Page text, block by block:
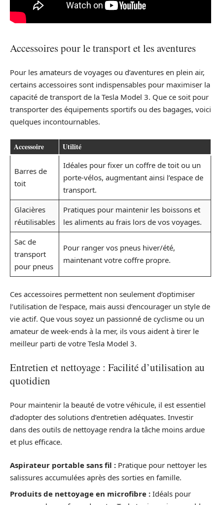
Accessoires pour le transport et les aventures
Pour les amateurs de voyages ou d’aventures en plein air,
certains accessoires sont indispensables pour maximiser la
capacité de transport de la Tesla Model 3. Que ce soit pour
transporter des équipements sportifs ou des bagages, voici
quelques incontournables.
Accessoire Utilité
Barres de
toit
Idéales pour fixer un coffre de toit ou un
porte-vélos, augmentant ainsi l’espace de
transport.
Glacières
réutilisables
Pratiques pour maintenir les boissons et
les aliments au frais lors de vos voyages.
Sac de
transport
pour pneus
Pour ranger vos pneus hiver/été,
maintenant votre coffre propre.
Ces accessoires permettent non seulement d’optimiser
l’utilisation de l’espace, mais aussi d’encourager un style de
vie actif. Que vous soyez un passionné de cyclisme ou un
amateur de week-ends à la mer, ils vous aident à tirer le
meilleur parti de votre Tesla Model 3.
Entretien et nettoyage : Facilité d’utilisation au
quotidien
Pour maintenir la beauté de votre véhicule, il est essentiel
d’adopter des solutions d’entretien adéquates. Investir
dans des outils de nettoyage rendra la tâche moins ardue
et plus efficace.
Aspirateur portable sans fil : Pratique pour nettoyer les
salissures accumulées après des sorties en famille.
Produits de nettoyage en microfibre : Idéals pour